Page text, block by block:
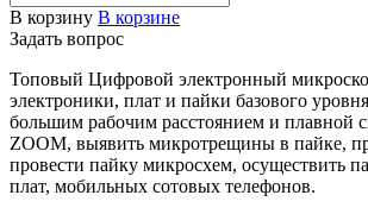
В корзину В корзине
Задать вопрос
Топовый Цифровой электронный
электроники, плат и пайки базового
большим рабочим расстоянием и плавной
ZOOM, выявить микротрещины в пайке,
провести пайку микросхем, осуществить
плат, мобильных сотовых телефонов.